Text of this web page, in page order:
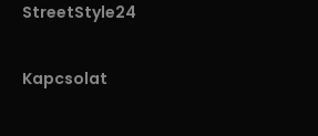
StreetStyle24
Kapcsolat